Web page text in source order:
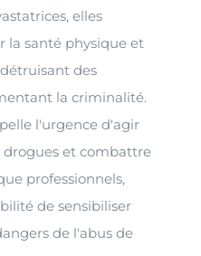
elles
la santé physique et
des
la criminalité.
l'urgence d'agir
et combattre
professionnels,
de sensibiliser
de l'abus de